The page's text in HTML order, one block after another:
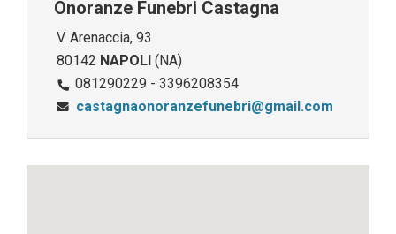
Onoranze Funebri Castagna
V. Arenaccia, 93
80142 NAPOLI (NA)
081290229 - 3396208354
castagnaonoranzefunebri@gmail.com